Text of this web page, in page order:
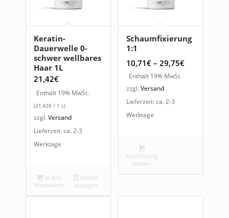
Keratin-
Dauerwelle 0-
schwer wellbares
Haar 1L
21,42€
Enthält 19% MwSt.
(21,42€ / 1 L)
zzgl.Versand
Lieferzeit: ca. 2-3
Werktage
In den
Warenkorb
Details
anzeigen
Schaumfixierung
1:1
10,71€ – 29,75€
Enthält 19% MwSt.
zzgl.Versand
Lieferzeit: ca. 2-3
Werktage
Ausführung
wählen